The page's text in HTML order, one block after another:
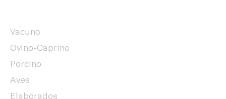
Vacuno
Ovino-Caprino
Porcino
Aves
Elaborados